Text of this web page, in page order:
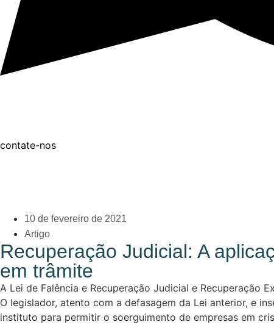
contate-nos
10 de fevereiro de 2021
Artigo
Recuperação Judicial: A
em trâmite
A Lei de Falência e Recuperação Judicial e Recuperação
O legislador, atento com a defasagem da Lei anterior, e
instituto para permitir o soerguimento de empresas em